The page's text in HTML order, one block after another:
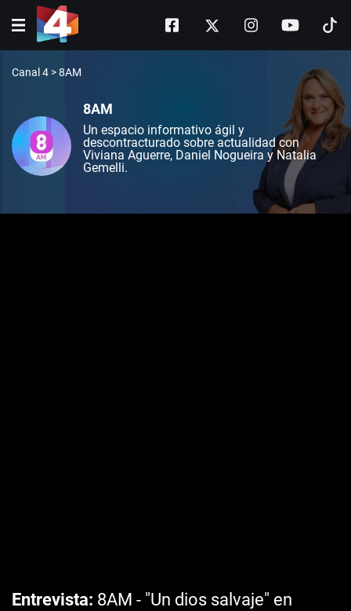
Canal 4 >8AM
8AM
Un espacio informativo ágil y
descontracturado sobre actualidad con
Viviana Aguerre, Daniel Nogueira y Natalia
Gemelli.
Entrevista 8AM - "Un dios salvaje" en